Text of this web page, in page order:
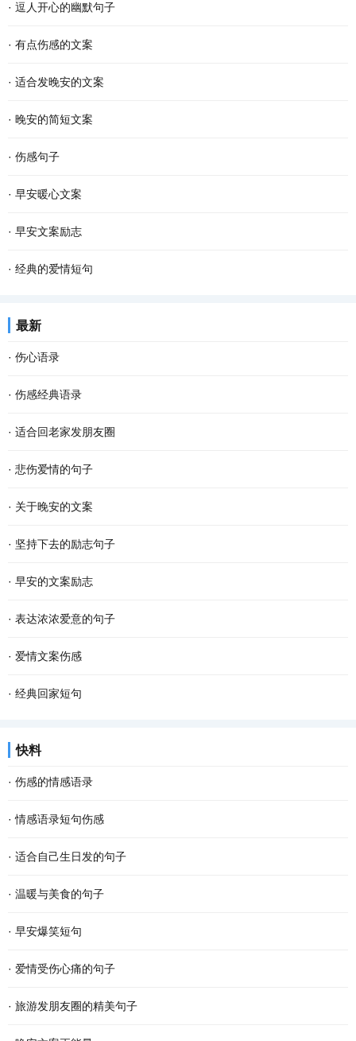
· 逗人开心的幽默句子
· 有点伤感的文案
· 适合发晚安的文案
· 晚安的简短文案
· 伤感句子
· 早安暖心文案
· 早安文案励志
· 经典的爱情短句
最新
· 伤心语录
· 伤感经典语录
· 适合回老家发朋友圈
· 悲伤爱情的句子
· 关于晚安的文案
· 坚持下去的励志句子
· 早安的文案励志
· 表达浓浓爱意的句子
· 爱情文案伤感
· 经典回家短句
快料
· 伤感的情感语录
·情感语录短句伤感
· 适合自己生日发的句子
· 温暖与美食的句子
· 早安爆笑短句
· 爱情受伤心痛的句子
· 旅游发朋友圈的精美句子